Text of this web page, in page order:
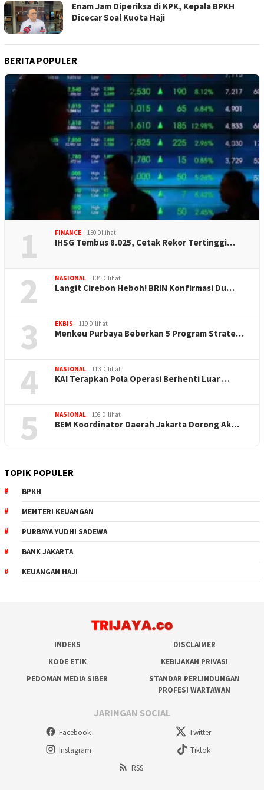
Enam Jam Diperiksa di KPK, Kepala BPKH
Dicecar Soal Kuota Haji
BERITA POPULER
1 FINANCE 150 Dilihat
IHSG Tembus 8.025, Cetak Rekor Tertinggi…
2 NASIONAL 134 Dilihat
Langit Cirebon Heboh! BRIN Konfirmasi Du…
3 EKBIS 119 Dilihat
Menkeu Purbaya Beberkan 5 Program Strate…
4 NASIONAL 113 Dilihat
KAI Terapkan Pola Operasi Berhenti Luar …
5 NASIONAL 108 Dilihat
BEM Koordinator Daerah Jakarta Dorong Ak…
TOPIK POPULER
BPKH
MENTERI KEUANGAN
PURBAYA YUDHI SADEWA
BANK JAKARTA
KEUANGAN HAJI
INDEKS
DISCLAIMER
KODE ETIK
KEBIJAKAN PRIVASI
PEDOMAN MEDIA SIBER
STANDAR PERLINDUNGAN
PROFESI WARTAWAN
JARINGAN SOCIAL
Facebook
Twitter
Instagram
Tiktok
RSS